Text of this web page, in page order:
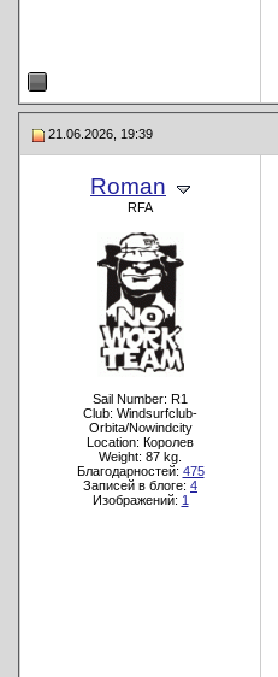
21.06.2026, 19:39
Roman
RFA
Sail Number: R1
Club: Windsurfclub-
Orbita/Nowindcity
Location: Королев
Weight: 87 kg.
Благодарностей: 475
Записей в блоге: 4
Изображений: 1